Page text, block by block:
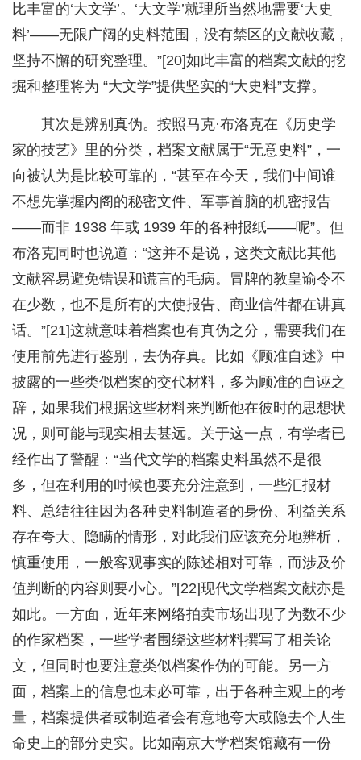
比丰富的‘大文学’。‘大文学’就理所当然地需要‘大史
料’——无限广阔的史料范围，没有禁区的文献收藏，
坚持不懈的研究整理。”[20]如此丰富的档案文献的挖
掘和整理将为 “大文学”提供坚实的“大史料”支撑。
其次是辨别真伪。按照马克·布洛克在《历史学
家的技艺》里的分类，档案文献属于“无意史料”，一
向被认为是比较可靠的，“甚至在今天，我们中间谁
不想先掌握内阁的秘密文件、军事首脑的机密报告
——而非 1938 年或 1939 年的各种报纸——呢”。但
布洛克同时也说道：“这并不是说，这类文献比其他
文献容易避免错误和谎言的毛病。冒牌的教皇谕令不
在少数，也不是所有的大使报告、商业信件都在讲真
话。”[21]这就意味着档案也有真伪之分，需要我们在
使用前先进行鉴别，去伪存真。比如《顾准自述》中
披露的一些类似档案的交代材料，多为顾准的自诬之
辞，如果我们根据这些材料来判断他在彼时的思想状
况，则可能与现实相去甚远。关于这一点，有学者已
经作出了警醒：“当代文学的档案史料虽然不是很
多，但在利用的时候也要充分注意到，一些汇报材
料、总结往往因为各种史料制造者的身份、利益关系
存在夸大、隐瞒的情形，对此我们应该充分地辨析，
慎重使用，一般客观事实的陈述相对可靠，而涉及价
值判断的内容则要小心。”[22]现代文学档案文献亦是
如此。一方面，近年来网络拍卖市场出现了为数不少
的作家档案，一些学者围绕这些材料撰写了相关论
文，但同时也要注意类似档案作伪的可能。另一方
面，档案上的信息也未必可靠，出于各种主观上的考
量，档案提供者或制造者会有意地夸大或隐去个人生
命史上的部分史实。比如南京大学档案馆藏有一份